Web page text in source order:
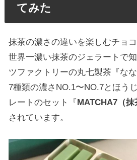
てみた
抹茶の濃さの違いを楽しむチョ
世界一濃い抹茶のジェラートで
ツファクトリーの丸七製茶『な
7種類の濃さNO.1〜NO.7とほう
レートのセット『MATCHA7（抹
されています。